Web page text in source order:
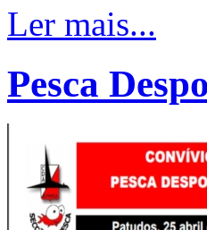
Ler mais...
Pesca